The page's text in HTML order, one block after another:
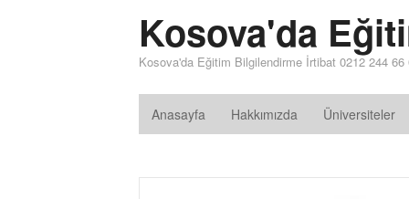
Kosova'da
Kosova'da Eğitim Bilgilendirme İrtibat 0212 244
Anasayfa Hakkımızda Üniversiteler